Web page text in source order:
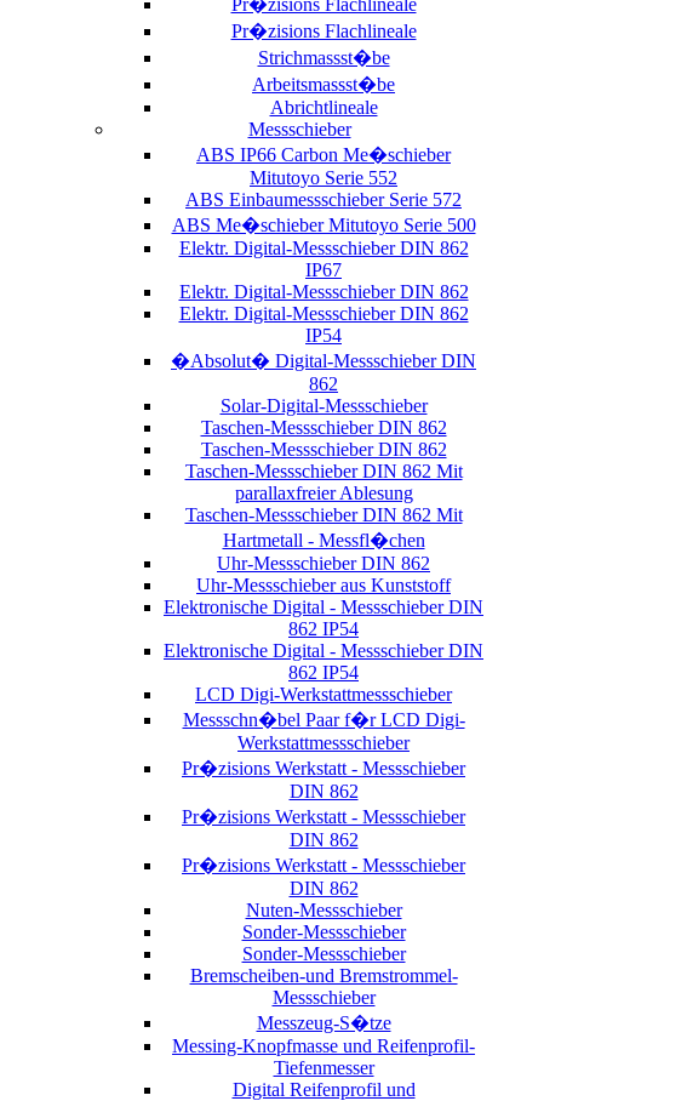
Pr�zisions Flachlineale
Strichmassst�be
Arbeitsmassst�be
Abrichtlineale
Messschieber
ABS IP66 Carbon Me�schieber
Mitutoyo Serie 552
ABS Einbaumessschieber Serie 572
ABS Me�schieber Mitutoyo Serie 500
Elektr. Digital-Messschieber DIN 862
IP67
Elektr. Digital-Messschieber DIN 862
Elektr. Digital-Messschieber DIN 862
IP54
�Absolut� Digital-Messschieber DIN
862
Solar-Digital-Messschieber
Taschen-Messschieber DIN 862
Taschen-Messschieber DIN 862
Taschen-Messschieber DIN 862 Mit
parallaxfreier Ablesung
Taschen-Messschieber DIN 862 Mit
Hartmetall - Messfl�chen
Uhr-Messschieber DIN 862
Uhr-Messschieber aus Kunststoff
Elektronische Digital - Messschieber DIN
862 IP54
Elektronische Digital - Messschieber DIN
862 IP54
LCD Digi-Werkstattmessschieber
Messschn�bel Paar f�r LCD Digi-
Werkstattmessschieber
Pr�zisions Werkstatt - Messschieber
DIN 862
Pr�zisions Werkstatt - Messschieber
DIN 862
Pr�zisions Werkstatt - Messschieber
DIN 862
Nuten-Messschieber
Sonder-Messschieber
Sonder-Messschieber
Bremscheiben-und Bremstrommel-
Messschieber
Messzeug-S�tze
Messing-Knopfmasse und Reifenprofil-
Tiefenmesser
Digital Reifenprofil und